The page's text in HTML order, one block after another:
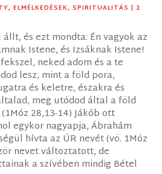
,ELMÉLKEDÉSEK,SPIRITUALITÁS | 2
és ezt mondta: Én vagyok az
Istene, és Izsáknak Istene!
neked adom és a te
lesz, mint a föld pora,
és keletre, északra és
meg utódod által a föld
28,13-14) Jákób ott
egykor nagyapja, Ábrahám
hívta az ÚR nevét (vö. 1Móz
nevet változtatott, de
a szívében mindig Bétel